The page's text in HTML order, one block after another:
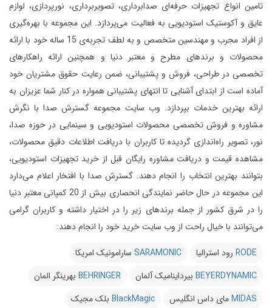
تامین انواع تجهیزات حرفه‌ای صدابرداری، تصویربرداری، نورپردازی، لوازم
عایق و آکوستیک استودیویی به فعالیت می‌پردازد. این مجموعه با بهره‌گیری
از افراد مجرب و مهندسین متخصص و به لطف تجربه‌ی 15 ساله خود با ارائه
محصولات و برندهای مطرح و معتبر دنیا و همچنین ارائه راهکارهای
تخصصی در طراحی، فروش و پشتیبانی، ضمن رعایت حقوق مشتریان خود
آماده است از ابتدای آشنایی تا انتهای پشتیبانی همواره در کنار شما عزیزان به
ارائه بهترین خدمات بپردازد. وب سایت مجموعه گسترش صدا با نگرش
مشاوره و فروش تخصصی محصولات استودیویی و سینمایی در حوزه صدا،
نور، تصویر راه‌اندازی گردیده تا کاربران با دریافت اطلاعات دقیق محصولات،
مشاهده قیمت و دریافت مشاوره رایگان قبل از خرید تجهیزات استودیویی،
بتوانند بهترین انتخاب را انجام دهند. گسترش صدا با افتخار اعلام می‌دارد
این مجموعه در حال حاضر نمایندگی انحصاری بیش از 20 کمپانی معتبر دنیا
را در شرق کشور از جمله برندهای زیر را در اختیار داشته و کاربران گرامی
می‌توانند با خیال راحت از وب سایت خرید خود را انجام دهند:
RODE رود استرالیا SARAMONIC سارامونیک امریکا
BEYERDYNAMIC بیرداینامیک آلمان BEHRINGER بهرینگر المان
MIDASمای داس انگلیس BlackMagic بلک مجیک